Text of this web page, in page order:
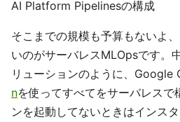
AI Platform Pipelinesの構成
そこまでの規模も予算もないよ
いのがサーバレスMLOpsです。
リューションのように、Google
nを使ってすべてをサーバレスで
ンを起動してないときはインス